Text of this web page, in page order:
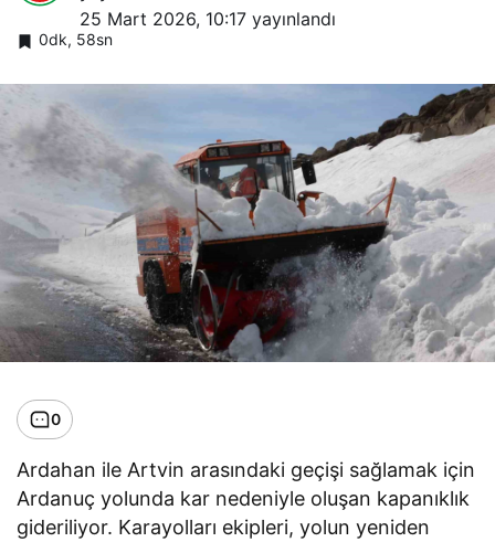
25 Mart 2026, 10:17 yayınlandı
0dk, 58sn
0
Ardahan ile Artvin arasındaki geçişi sağlamak için
Ardanuç yolunda kar nedeniyle oluşan kapanıklık
gideriliyor. Karayolları ekipleri, yolun yeniden